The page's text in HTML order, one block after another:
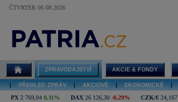
ČTVRTEK 06.08.2026
ZPRAVODAJSTVÍ AKCIE & FONDY
PŘEHLED ZPRÁV AKCIOVÉ EKONOMICKÉ
PX 2 769,04 0,11% DAX 26 126,30 -0,29% CZK/€ 24,167